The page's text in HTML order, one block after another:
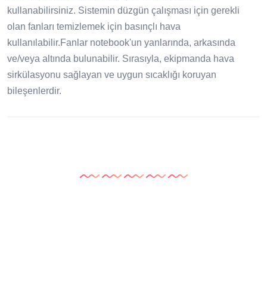
kullanabilirsiniz. Sistemin düzgün çalışması için gerekli
olan fanları temizlemek için basınçlı hava
kullanılabilir.Fanlar notebook'un yanlarında, arkasında
ve/veya altında bulunabilir. Sırasıyla, ekipmanda hava
sirkülasyonu sağlayan ve uygun sıcaklığı koruyan
bileşenlerdir.